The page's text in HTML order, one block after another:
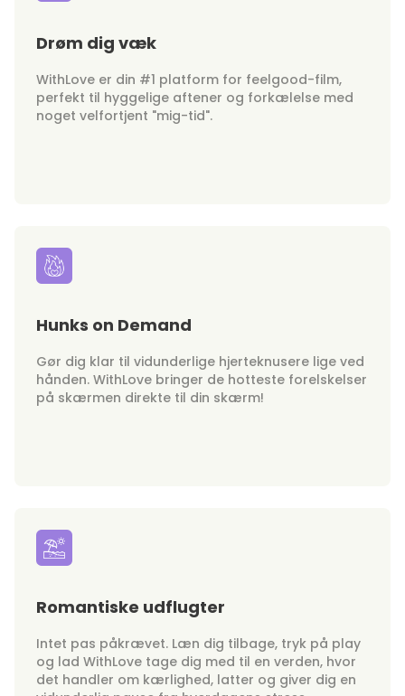
Drøm dig væk
WithLove er din #1 platform for feelgood-film,
perfekt til hyggelige aftener og forkælelse med
noget velfortjent "mig-tid".
Hunks on Demand
Gør dig klar til vidunderlige hjerteknusere lige ved
hånden. WithLove bringer de hotteste forelskelser
på skærmen direkte til din skærm!
Romantiske udflugter
Intet pas påkrævet. Læn dig tilbage, tryk på play
og lad WithLove tage dig med til en verden, hvor
det handler om kærlighed, latter og giver dig en